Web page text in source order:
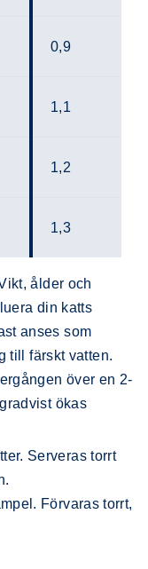
0,9
1,1
1,2
1,3
ålder och
din katts
anses som
till färskt vatten.
över en 2-
ökas
Serveras torrt
Förvaras torrt,